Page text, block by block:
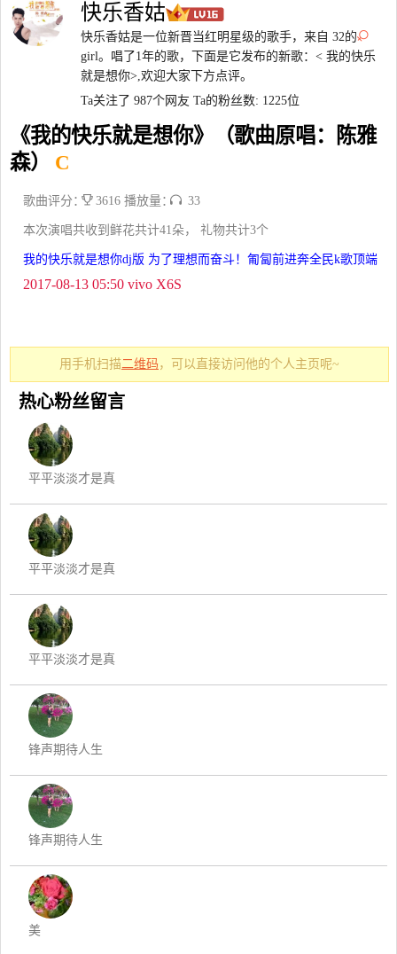
快乐香姑
快乐香姑是一位新晋当红明星级的歌手，来自 32的
girl。唱了1年的歌，下面是它发布的新歌：< 我的快乐
就是想你>,欢迎大家下方点评。
Ta关注了 987个网友 Ta的粉丝数: 1225位
《我的快乐就是想你》（歌曲原唱：陈雅
森）
C
歌曲评分： 3616 播放量： 33
本次演唱共收到鲜花共计41朵， 礼物共计3个
我的快乐就是想你dj版 为了理想而奋斗！匍匐前进奔全民k歌顶端
2017-08-13 05:50 vivo X6S
用手机扫描二维码 ，可以直接访问他的个人主页呢~
热心粉丝留言
平平淡淡才是真
平平淡淡才是真
平平淡淡才是真
锋声期待人生
锋声期待人生
美